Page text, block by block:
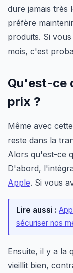
dure jamais très
préfère
produits. Si
mois, c'est
Qu'est-ce
prix ?
Même avec
reste dans la
Alors qu'est-ce
D'abord,
Apple. Si vous
Lire aussi :
sécuriser nos
Ensuite, il y a la
vieillit bien,